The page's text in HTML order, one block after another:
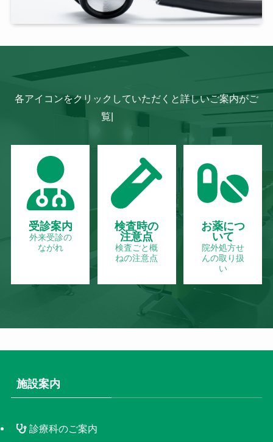
各アイコンをクリックしていただくと詳しいご案内がご
覧いた
受診案内
外来受診の
ながれ
検査時の
注意点
検査ごと概
ねの注意点
お薬につ
いて
院外処方せ
んの取り扱
い
施設案内
診療科のご案内